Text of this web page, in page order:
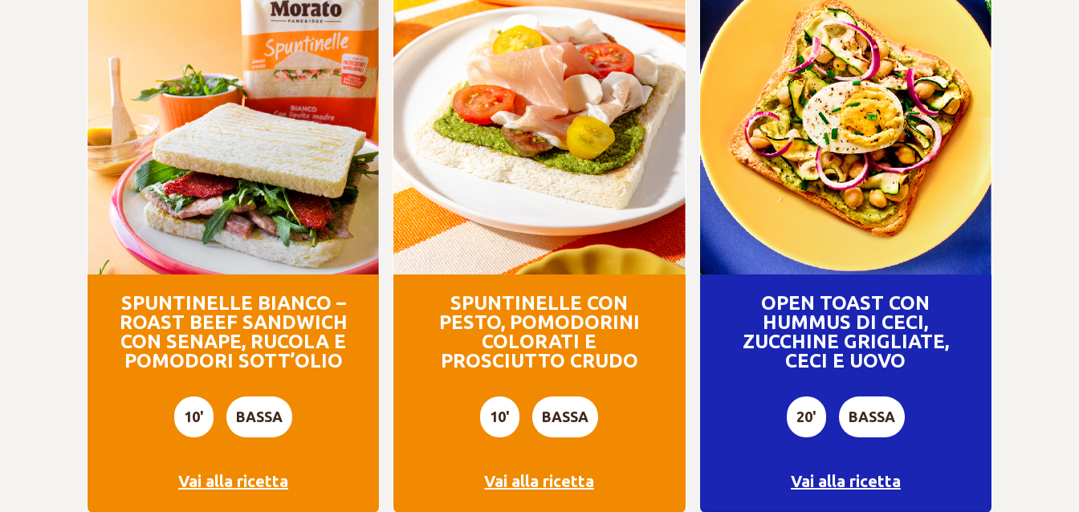
SPUNTINELLE BIANCO –
ROAST BEEF SANDWICH
CON SENAPE, RUCOLA E
POMODORI SOTT’OLIO
10' BASSA
Vai alla ricetta
SPUNTINELLE CON
PESTO, POMODORINI
COLORATI E
PROSCIUTTO CRUDO
10' BASSA
Vai alla ricetta
OPEN TOAST CON
HUMMUS DI CECI,
ZUCCHINE GRIGLIATE,
CECI E UOVO
20' BASSA
Vai alla ricetta